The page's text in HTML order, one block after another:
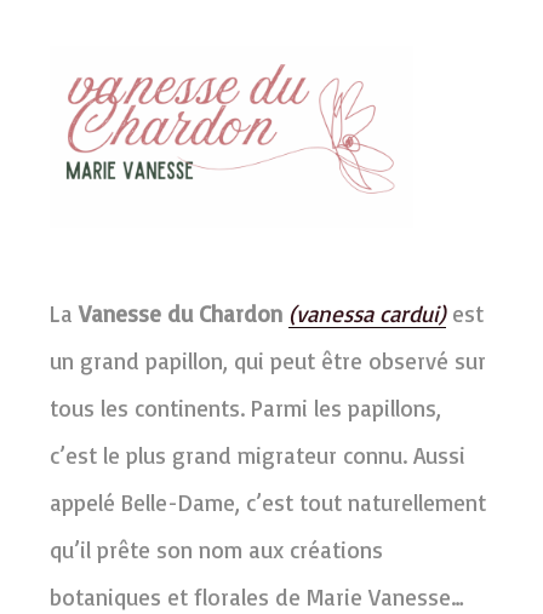
LaVanesse du Chardon (vanessa cardui)est
un grand papillon, qui peut être observé sur
tous les continents. Parmi les papillons,
c’est le plus grand migrateur connu. Aussi
appelé Belle-Dame, c’est tout naturellement
qu’il prête son nom aux créations
botaniques et florales de Marie Vanesse…